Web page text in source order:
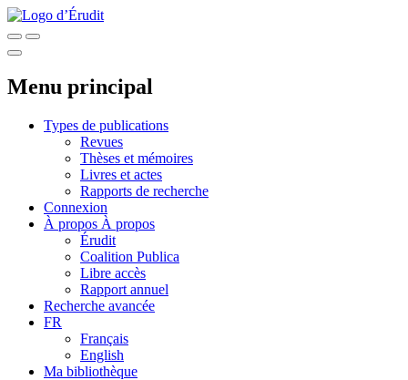
Menu principal
Types de publications
Revues
Thèses et mémoires
Livres et actes
Rapports de recherche
Connexion
À propos À propos
Érudit
Coalition Publica
Libre accès
Rapport annuel
Recherche avancée
FR
Français
English
Ma bibliothèque